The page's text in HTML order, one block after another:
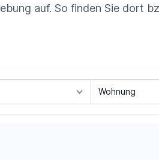
auf. So finden Sie dort